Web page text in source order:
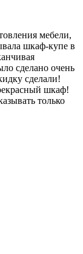
мебели,
шкаф-купе в
сделано очень
сделали!
шкаф!
только